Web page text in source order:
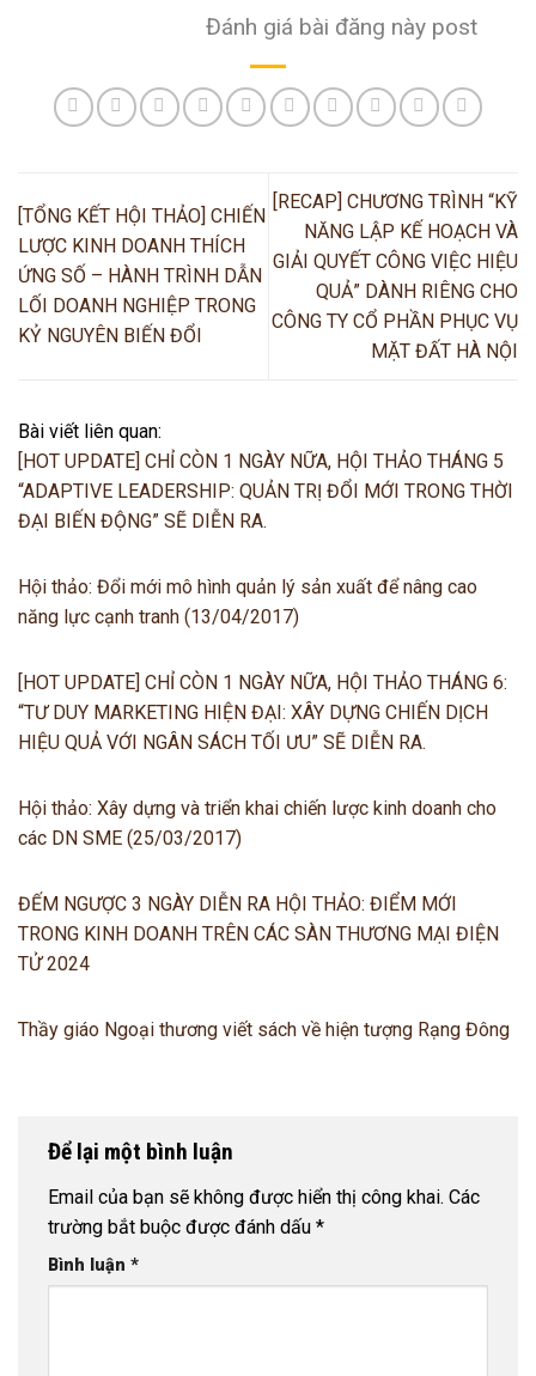
Đánh giá bài đăng này post
[TỔNG KẾT HỘI THẢO] CHIẾN
LƯỢC KINH DOANH THÍCH
ỨNG SỐ – HÀNH TRÌNH DẪN
LỐI DOANH NGHIỆP TRONG
KỶ NGUYÊN BIẾN ĐỔI
[RECAP] CHƯƠNG TRÌNH “KỸ
NĂNG LẬP KẾ HOẠCH VÀ
GIẢI QUYẾT CÔNG VIỆC HIỆU
QUẢ” DÀNH RIÊNG CHO
CÔNG TY CỔ PHẦN PHỤC VỤ
MẶT ĐẤT HÀ NỘI
Bài viết liên quan:
[HOT UPDATE] CHỈ CÒN 1 NGÀY NỮA, HỘI THẢO THÁNG 5
“ADAPTIVE LEADERSHIP: QUẢN TRỊ ĐỔI MỚI TRONG THỜI
ĐẠI BIẾN ĐỘNG” SẼ DIỄN RA.
Hội thảo: Đổi mới mô hình quản lý sản xuất để nâng cao
năng lực cạnh tranh (13/04/2017)
[HOT UPDATE] CHỈ CÒN 1 NGÀY NỮA, HỘI THẢO THÁNG 6:
“TƯ DUY MARKETING HIỆN ĐẠI: XÂY DỰNG CHIẾN DỊCH
HIỆU QUẢ VỚI NGÂN SÁCH TỐI ƯU” SẼ DIỄN RA.
Hội thảo: Xây dựng và triển khai chiến lược kinh doanh cho
các DN SME (25/03/2017)
ĐẾM NGƯỢC 3 NGÀY DIỄN RA HỘI THẢO: ĐIỂM MỚI
TRONG KINH DOANH TRÊN CÁC SÀN THƯƠNG MẠI ĐIỆN
TỬ 2024
Thầy giáo Ngoại thương viết sách về hiện tượng Rạng Đông
Để lại một bình luận
Email của bạn sẽ không được hiển thị công khai. Các
trường bắt buộc được đánh dấu *
Bình luận *